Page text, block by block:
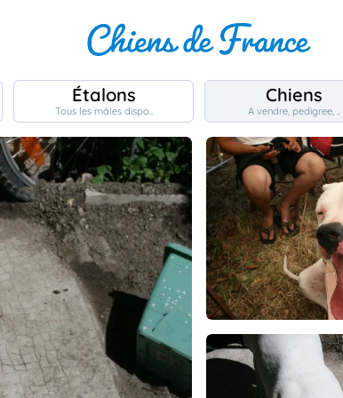
Étalons
Tous les mâles dispo..
Chiens
A vendre, pedigree, ..